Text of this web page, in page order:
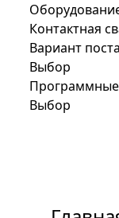
Контактная
Вариант
Выбор
Программные
Выбор